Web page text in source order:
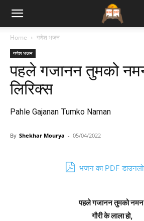
Bhajan
Lyrics
Home गणेश भजन
गणेश भजन
पहले गजानन तुमको
लिरिक्स
Pahle Gajanan Tumko Naman
By Shekhar Mourya - 05/04/2022
भजन का PDF
पहले गजानन तुमको
गौरी के लाला हो,